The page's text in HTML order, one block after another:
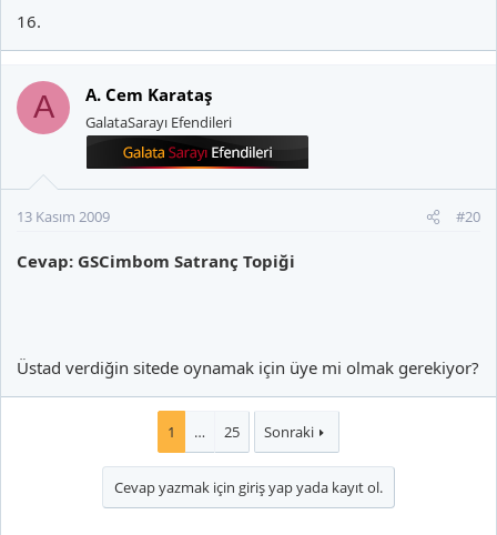
16.
A A. Cem Karataş
GalataSarayı Efendileri
13 Kasım 2009 #20
Cevap: GSCimbom Satranç Topiği
Üstad verdiğin sitede oynamak için üye mi olmak gerekiyor?
1 … 25 Sonraki
Cevap yazmak için giriş yap yada kayıt ol.